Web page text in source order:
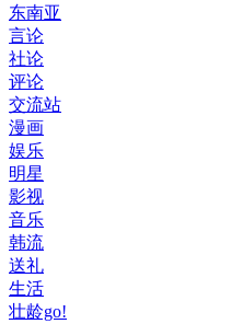
东南亚
言论
社论
评论
交流站
漫画
娱乐
明星
影视
音乐
韩流
送礼
生活
壮龄go!